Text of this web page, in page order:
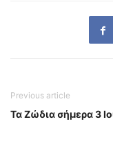
Previous article
Τα Ζώδια σήμερα 3